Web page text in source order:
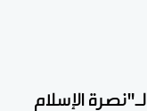
لـ"نصرة الإسلام